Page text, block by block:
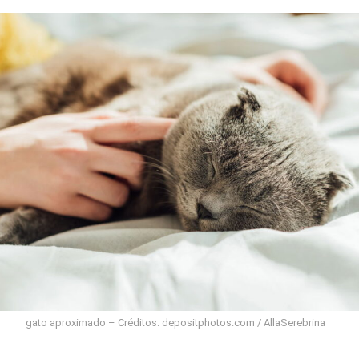
gato aproximado – Créditos: depositphotos.com / AllaSerebrina